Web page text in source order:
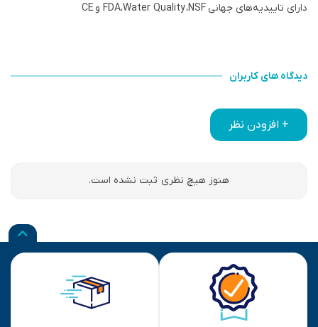
دارای تاییدیه‌های جهانی NSF،Water Quality،FDA و CE
دیدگاه های کاربران
+ افزودن نظر
هنوز هیچ نظری ثبت نشده است.